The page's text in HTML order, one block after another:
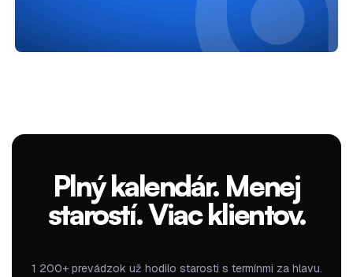
Plný kalendár. Menej
starostí. Viac klientov.
1 200+ prevádzok už hodilo starosti s termínmi za hlavu.